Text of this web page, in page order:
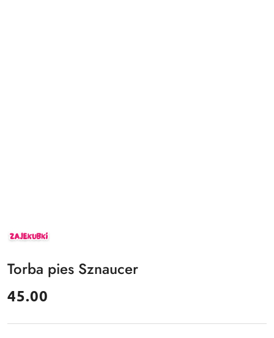
ZAJEKUBKI
Torba pies Sznaucer
cena:
45.00